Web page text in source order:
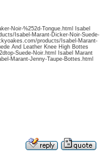
Noir-%252d-Tongue.html Isabel
Isabel-Marant-Dicker-Noir-Suede-
products/Isabel-Marant-
And Leather Knee High Bottes
Suede-Noir.html Isabel Marant
Marant-Jenny-Taupe-Bottes.html